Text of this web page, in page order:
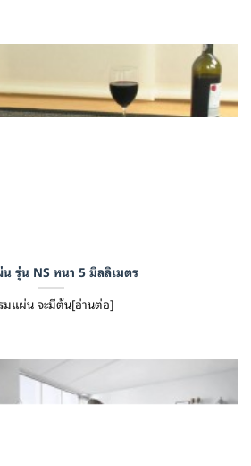
รุ่น NS หนา 5 มิลลิเมตร
มแผ่น จะมีต้น[อ่านต่อ]